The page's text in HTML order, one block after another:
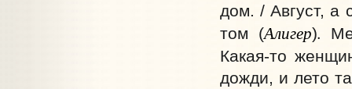
дом. / Август, а
том (Алигер).
Какая-то
дожди, и лето